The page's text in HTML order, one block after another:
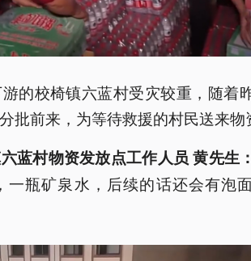
的校椅镇六蓝村受灾较重，随着
批前来，为等待救援的村民送来物
蓝村物资发放点工作人员 黄先生
一瓶矿泉水，后续的话还会有泡